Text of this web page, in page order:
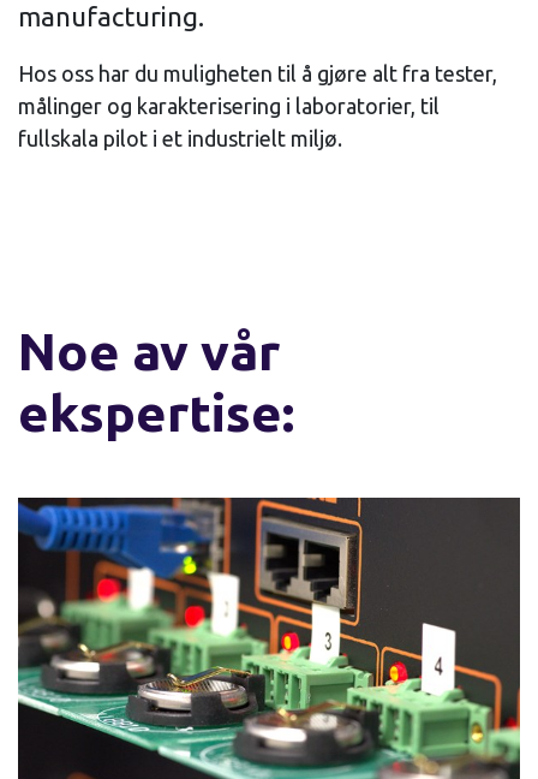
manufacturing.
Hos oss har du muligheten til å gjøre alt fra tester,
målinger og karakterisering i laboratorier, til
fullskala pilot i et industrielt miljø.
Noe av vår
ekspertise: